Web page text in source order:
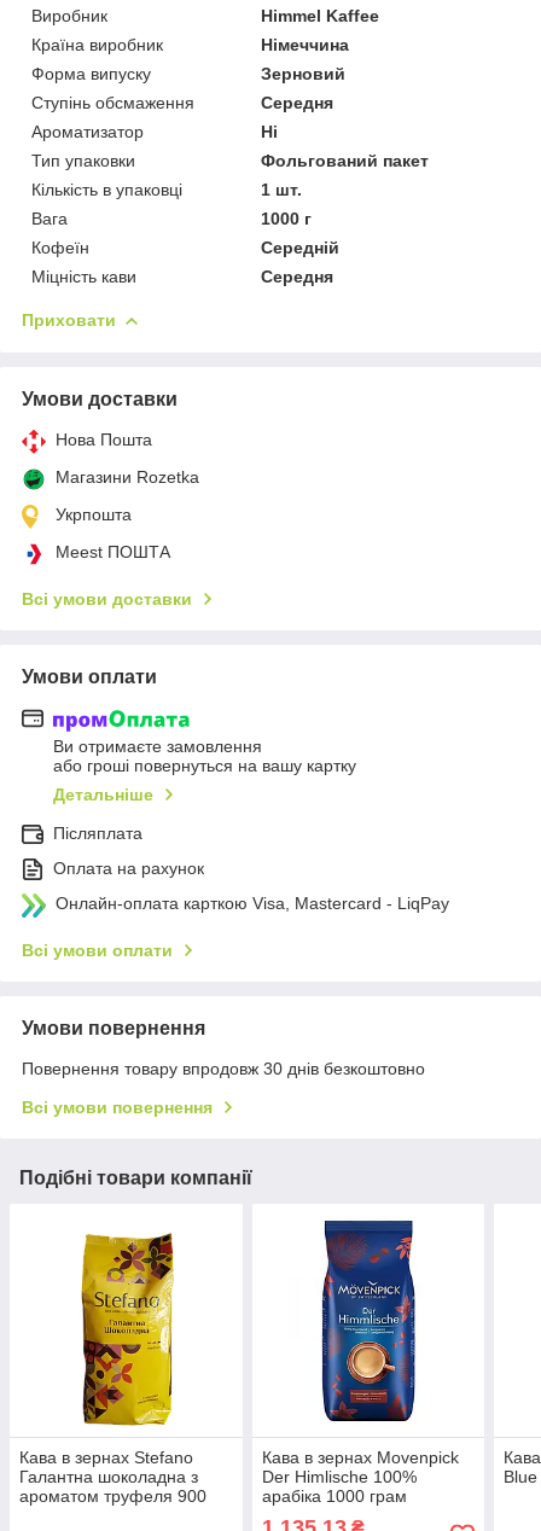
Виробник
Himmel Kaffee
Країна виробник
Німеччина
Форма випуску
Зерновий
Ступінь обсмаження
Середня
Ароматизатор
Ні
Тип упаковки
Фольгований пакет
Кількість в упаковці
1 шт.
Вага
1000 г
Кофеїн
Середній
Міцність кави
Середня
Приховати
Умови доставки
Нова Пошта
Магазини Rozetka
Укрпошта
Meest ПОШТА
Всі умови доставки
Умови оплати
Ви отримаєте замовлення
або гроші повернуться на вашу картку
Детальніше
Післяплата
Оплата на рахунок
Онлайн-оплата карткою Visa, Mastercard - LiqPay
Всі умови оплати
Умови повернення
Повернення товару впродовж 30 днів безкоштовно
Всі умови повернення
Подібні товари компанії
Кава в зернах Stefano
Галантна шоколадна з
ароматом труфеля 900
Кава в зернах Movenpick
Der Himlische 100%
арабіка 1000 грам